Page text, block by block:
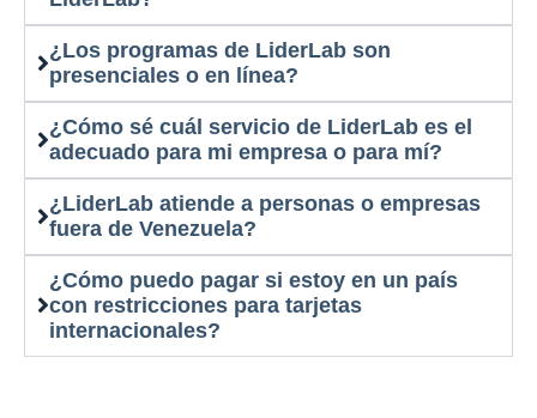
¿Los programas de LiderLab son
presenciales o en línea?
¿Cómo sé cuál servicio de LiderLab es el
adecuado para mi empresa o para mí?
¿LiderLab atiende a personas o empresas
fuera de Venezuela?
¿Cómo puedo pagar si estoy en un país
con restricciones para tarjetas
internacionales?